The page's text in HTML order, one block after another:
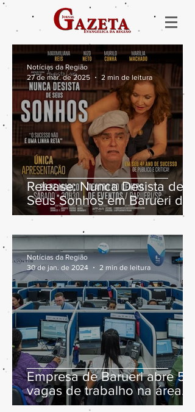
Release: Nunca Desista de
Seus Sonhos em Barueri dia
29/03
Notícias da Região
27 de mar. de 2025
2 min de leitura
Empresa de Barueri abre 57
vagas de trabalho na área
de atendimento
Notícias da Região
30 de jan. de 2024
2 min de leitura